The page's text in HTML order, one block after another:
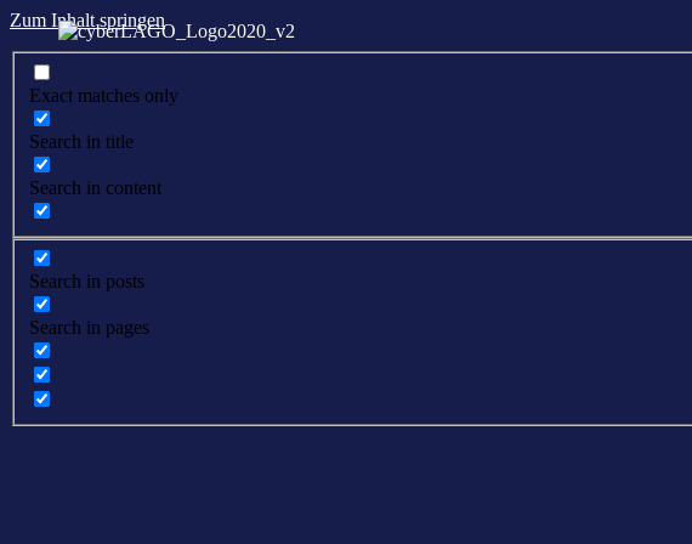
Zum Inhalt springen
Exact matches only
Search in title
Search in content
Search in posts
Search in pages